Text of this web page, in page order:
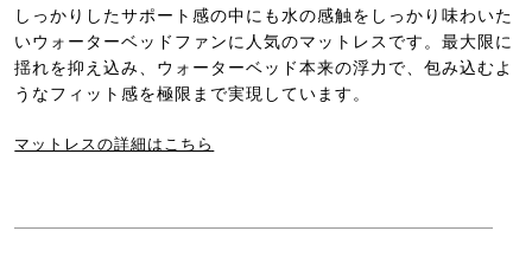
しっかりしたサポート感の中にも水の感触をしっかり味わいた
いウォーターベッドファンに人気のマットレスです。最大限に
揺れを抑え込み、ウォーターベッド本来の浮力で、包み込むよ
うなフィット感を極限まで実現しています。
マットレスの詳細はこちら